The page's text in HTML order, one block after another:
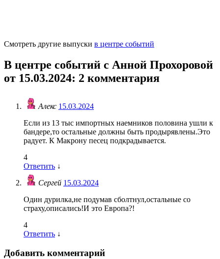
Смотреть другие выпуски в центре событий
В центре событий с Анной Прохоровой
от 15.03.2024: 2 комментария
Алекс 15.03.2024
Если из 13 тыс импортных наемников половина ушли к
бандере,то остальные должны быть продырявлены.Это
радует. К Макрону песец подкрадывается.
4
Ответить ↓
Сергей 15.03.2024
Один дурилка,не подумав сболтнул,остальные со
страху,описались!И это Европа?!
4
Ответить ↓
Добавить комментарий